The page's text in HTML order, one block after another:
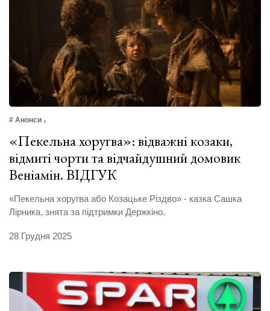
# Анонси
«Пекельна хоругва»: відважні козаки,
відмиті чорти та відчайдушний домовик
Веніамін. ВІДГУК
«Пекельна хоругва або Козацьке Різдво» - казка Сашка
Лірника, знята за підтримки Держкіно.
28 Грудня 2025